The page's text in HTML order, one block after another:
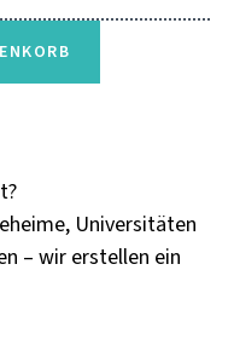
Universitäten
– wir erstellen ein